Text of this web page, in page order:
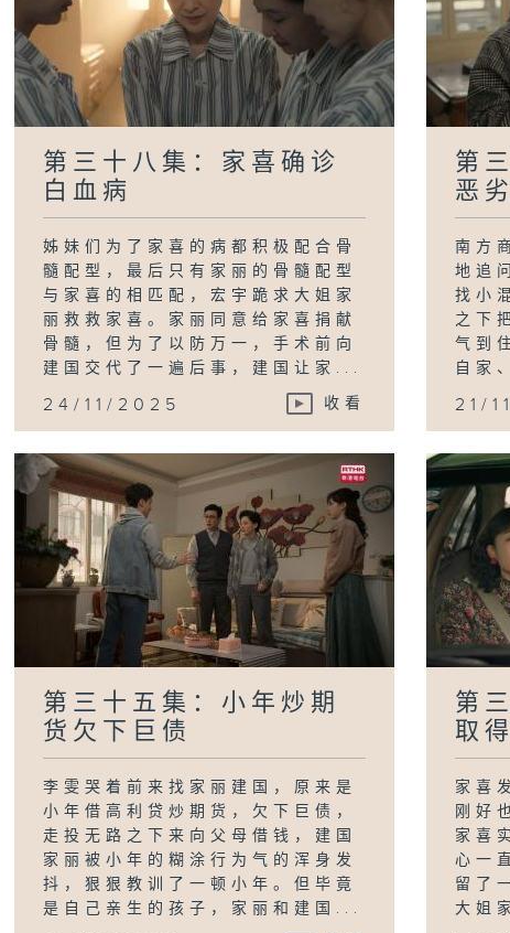
第三十八集：家喜确诊
白血病
姊妹们为了家喜的病都积极配合骨
髓配型，最后只有家丽的骨髓配型
与家喜的相匹配，宏宇跪求大姐家
丽救救家喜。家丽同意给家喜捐献
骨髓，但为了以防万一，手术前向
建国交代了一遍后事，建国让家...
24/11/2025 收看
第
恶
南方
地追
找小
之下
气到
自家
21/
第三十五集：小年炒期
货欠下巨债
李雯哭着前来找家丽建国，原来是
小年借高利贷炒期货，欠下巨债，
走投无路之下来向父母借钱，建国
家丽被小年的糊涂行为气的浑身发
抖，狠狠教训了一顿小年。但毕竟
是自己亲生的孩子，家丽和建国...
第
取
家喜
刚好
家喜
心一
留了
大姐